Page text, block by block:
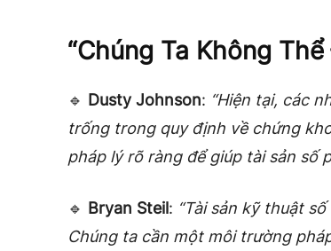
“Chúng Ta Không
🔹 Dusty Johnson: “Hiện tại, các
trống trong quy định về chứng
pháp lý rõ ràng để giúp tài sản số
🔹 Bryan Steil: “Tài sản kỹ thuật
Chúng ta cần một môi trường